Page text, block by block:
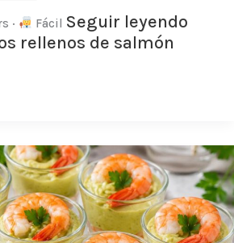
· Fácil Seguir leyendo
rellenos de salmón